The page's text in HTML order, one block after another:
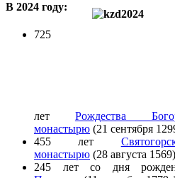
В 2024 году:
725
лет Рождества
монастырю (21 сентября
455 лет
монастырю (28 августа 1569)
245 лет со дня